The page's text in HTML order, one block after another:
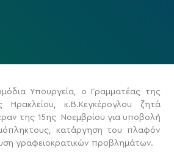
Υπουργεία, ο Γραμματέας της
κ.Β.Κεγκέρογλου ζητά
της 15ης Νοεμβρίου για υποβολή
κατάργηση του πλαφόν
γραφειοκρατικών προβλημάτων.